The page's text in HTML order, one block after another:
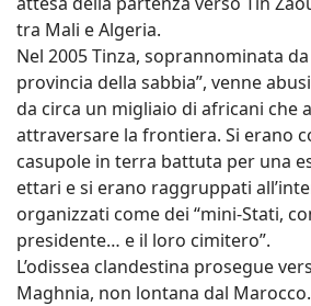
tra Mali e Algeria.
Nel 2005 Tinza, soprannominata da
provincia della sabbia”, venne
da circa un migliaio di africani che
attraversare la frontiera. Si erano
casupole in terra battuta per una
ettari e si erano raggruppati
organizzati come dei “mini-Stati,
presidente… e il loro cimitero”.
L’odissea clandestina prosegue
Maghnia, non lontana dal